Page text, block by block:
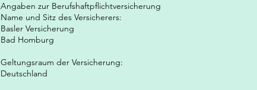
Angaben zur Berufshaftpflichtversicherung
Name und Sitz des Versicherers:
Basler Versicherung
Bad Homburg
Geltungsraum der Versicherung:
Deutschland